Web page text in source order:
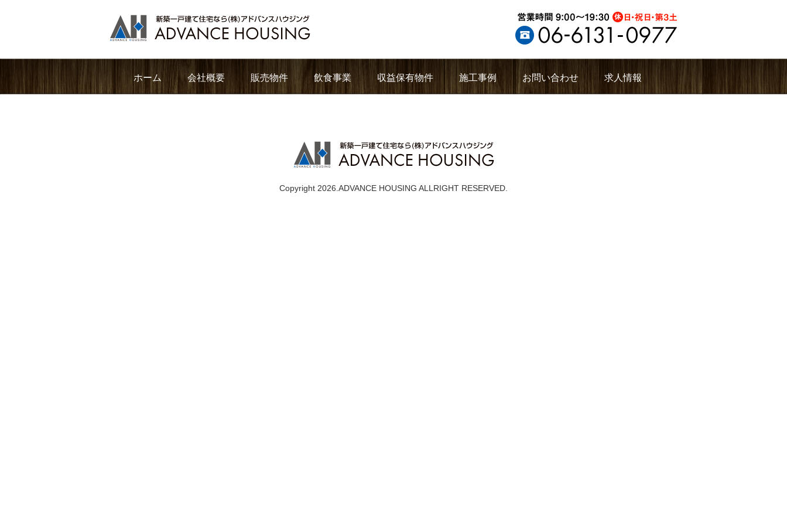
ホーム 会社概要 販売物件 飲食事業 収益保有物件 施工事例 お問い合わせ 求人情報
Copyright 2026.ADVANCE HOUSING ALLRIGHT RESERVED.